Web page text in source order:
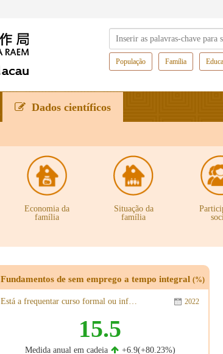
População Família
Dados científicos
Economia da
família
Situação da
família
Fundamentos de sem emprego a tempo integral (%)
Está a frequentar curso formal ou informal 2022
15.5
Medida anual em cadeia +6.9(+80.23%)